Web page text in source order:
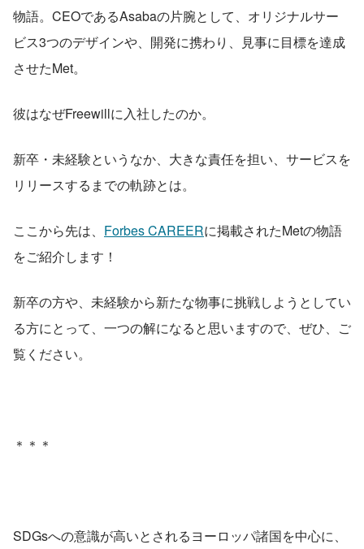
物語。CEOであるAsabaの片腕として、オリジナルサー
ビス3つのデザインや、開発に携わり、見事に目標を達成
させたMet。
彼はなぜFreewillに入社したのか。
新卒・未経験というなか、大きな責任を担い、サービスを
リリースするまでの軌跡とは。
ここから先は、 Forbes CAREERに掲載されたMetの物語
をご紹介します！
新卒の方や、未経験から新たな物事に挑戦しようとしてい
る方にとって、一つの解になると思いますので、ぜひ、ご
覧ください。
＊＊＊
SDGsへの意識が高いとされるヨーロッパ諸国を中心に、